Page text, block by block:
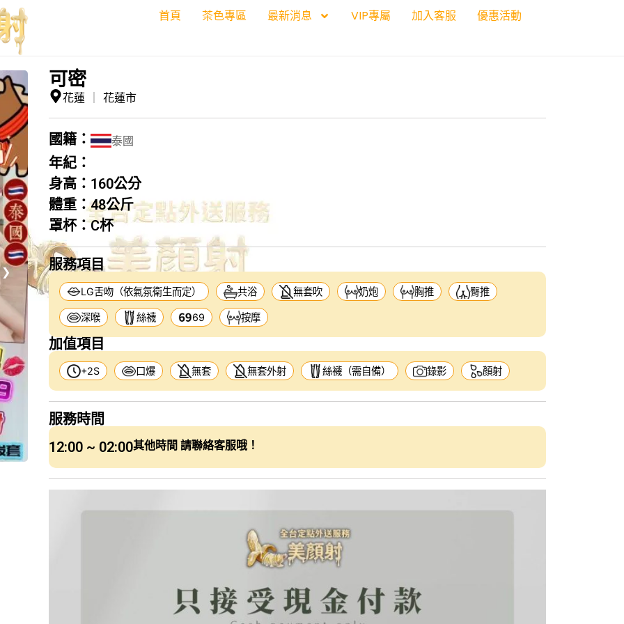
首頁 茶色專區 最新消息 VIP專屬 加入客服 優惠活動
❯
可密
花蓮 花蓮市
國籍： 泰國
年紀：
身高： 160公分
體重：48公斤
罩杯：C杯
服務項目
LG舌吻（依氣氛衛生而定） 共浴 無套吹 奶炮 胸推 臀推
深喉 絲襪 69 按摩
加值項目
+2S 口爆 無套 無套外射 絲襪（需自備） 錄影 顏射
服務時間
12:00 ~ 02:00其他時間 請聯絡客服哦！